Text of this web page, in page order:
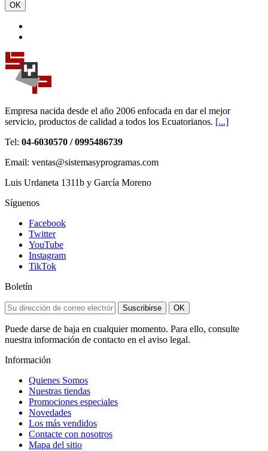
OK
Empresa nacida desde el año 2006 enfocada en dar el mejor
servicio, productos de calidad a todos los Ecuatorianos. [...]
Tel: 04-6030570 / 0995486739
Email: ventas@sistemasyprogramas.com
Luis Urdaneta 1311b y García Moreno
Síguenos
Facebook
Twitter
YouTube
Instagram
TikTok
Boletín
Suscribirse OK
Puede darse de baja en cualquier momento. Para ello, consulte
nuestra información de contacto en el aviso legal.
Información
Quienes Somos
Nuestras tiendas
Promociones especiales
Novedades
Los más vendidos
Contacte con nosotros
Mapa del sitio